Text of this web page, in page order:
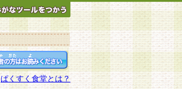
ぱくすく食堂とは？